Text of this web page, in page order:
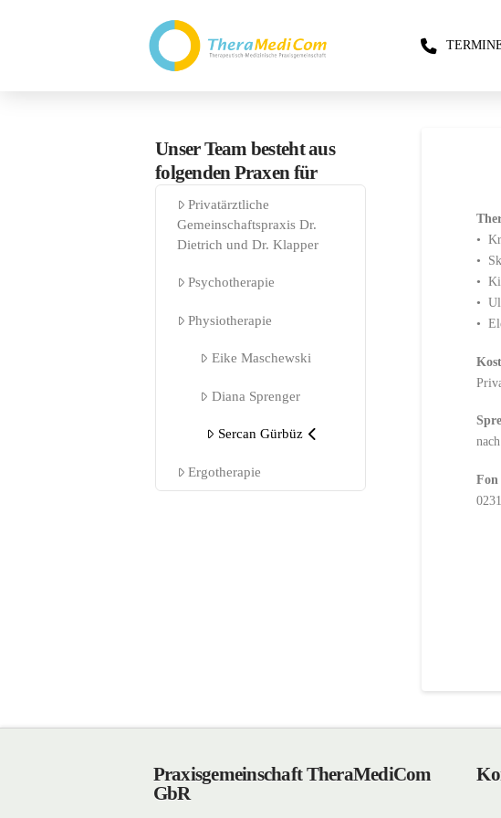
•
•
•
•
•
Fon
Unser Team besteht aus
folgenden Praxen für
Privatärztliche
Gemeinschaftspraxis Dr.
Dietrich und Dr. Klapper
Psychotherapie
Physiotherapie
Eike Maschewski
Diana Sprenger
Sercan Gürbüz
Ergotherapie
Praxisgemeinschaft TheraMediCom
GbR